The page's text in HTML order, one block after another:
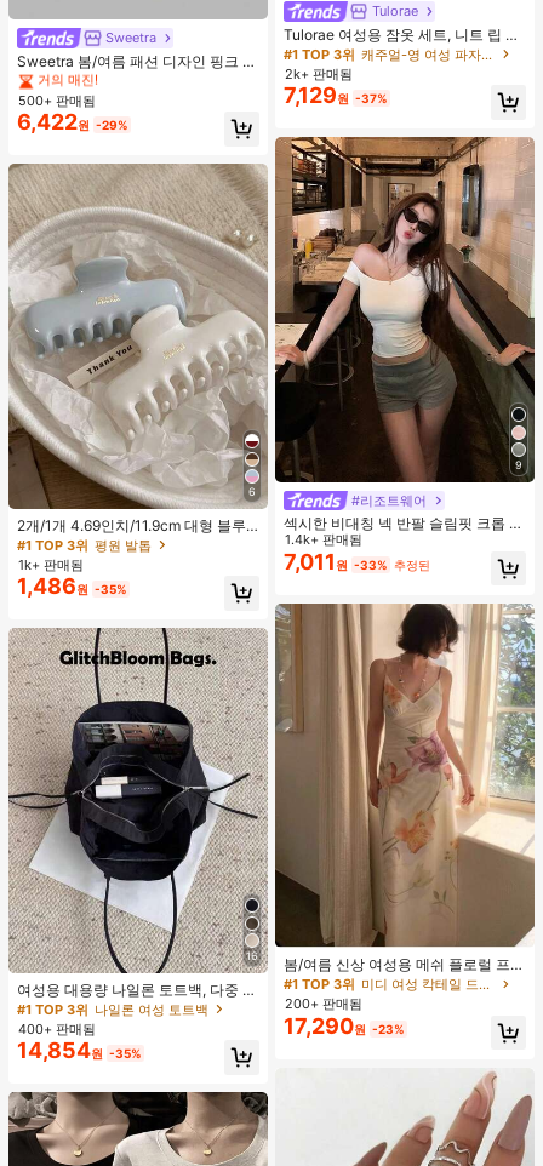
Sweetra
Sweetra 봄/여름 패션 디자인 핑크 스
트라이프 브라운 폴카 도트 스파게티
스트랩 2 In 1 스위트 걸리시 비치 로
맨틱 휴가 스타일 여성용 캐미 탱크 탑
#4 TOP 3위
에서 쁘띠 스타일 여성 상의, 블라우스 & 티
거의 매진!
#4 TOP 3위
에서 쁘띠 스타일 여성 상의, 블라우스 & 티
거의 매진!
#4 TOP 3위
에서 쁘띠 스타일 여성 상의, 블라우스 & 티
거의 매진!
#4 TOP 3위
거의 매진!
500+ 판매됨
6,422원 -29%
6
2개/1개 4.69인치/11.9cm 대형 블루
& 화이트 1피스 플라스틱 헤어 클로
클립, 데일리 웨어, 캐주얼, 파티, 출퇴
근, 휴가, 헤어스타일링, 메이크업, 의
상 매칭 비치 헤어 클립 바캉스 헤어
하며 우아하고 미니멀한 단색 헤어 액
세서리
#1 TOP 3위 평원 발톱
1k+ 판매됨
1,486원 -35%
16
여성용 대용량 나일론 토트백, 다중 지
퍼 포켓, 방수 숄더 핸드백, 사무실 노
트북, 일상 출퇴근, 쇼핑에 적합
#1 TOP 3위 나일론 여성 토트백
400+ 판매됨
14,854원 -35%
Tulorae
Tulorae 여성용 잠옷 세트, 니트 립 원
단, 하트 프린트 대비 레이스 트림, 로
맨틱 달콤 귀여운 섹시 캐미솔 & 반바
지 베이비돌 잠옷 세트 투피스 나이트
세트 섹시 잠옷 세트 여성용 잠옷 롬퍼
투피스 잠옷 세트 여성용 잠옷 세트 도
트 잠옷 세트 잠옷 반바지 세트 투피스
잠옷 세트 여성용 여름 세트 도트 반바
지 세트 여성용 잠옷 세트 반바지 잠옷
세트 여성용 투피스 여름 라운지 세트
#1 TOP 3위
캐주얼-영 여성 파자마 세트
2k+ 판매됨
7,129원 -37%
9
#리조트웨어
섹시한 비대칭 넥 반팔 슬림핏 크롭 탑
화이트 여름
1.4k+ 판매됨
7,011 원 -33% 추정된
봄/여름 신상 여성용 메쉬 플로럴 프린
트 드레스, 브이넥, 휴가 스타일, 섹시
한 비치 파티 댄스 드레스, 스파게티
스트랩 웨딩 가을
#1 TOP 3위
재고 3개 남음
#1 TOP 3위
미디 여성 칵테일 드레스
재고 3개 남음
#1 TOP 3위
미디 여성 칵테일 드레스
재고 3개 남음
#1 TOP 3위
200+ 판매됨
17,290원 -23%